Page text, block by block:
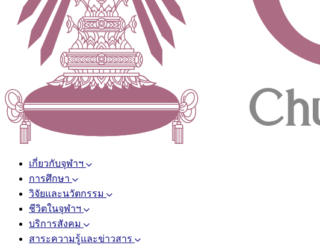
เกี่ยวกับจุฬาฯ
การศึกษา
วิจัยและนวัตกรรม
ชีวิตในจุฬาฯ
บริการสังคม
สาระความรู้และข่าวสาร